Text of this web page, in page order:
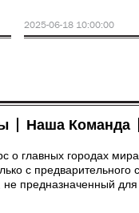
2025-06-18 10:00:00
Наша Команда
о главных городах
с предварительного
предназначенный